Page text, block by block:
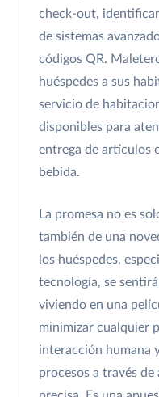
check-out,
de sistemas
códigos QR.
huéspedes a sus
servicio de
disponibles para
entrega de artículos
bebida.
La promesa no es
también de una
los huéspedes,
tecnología, se
viviendo en una
minimizar cualquier
interacción humana
procesos a través